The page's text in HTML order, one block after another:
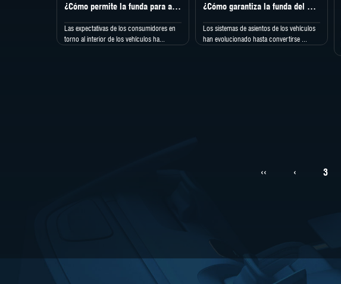
¿Cómo permite la funda para asiento de automóvil la personalización personal hoy en día?
Las expectativas de los consumidores en
torno al interior de los vehículos ha...
¿Cómo garantiza la funda del asiento del automóvil la seguridad del airbag?
Los sistemas de asientos de los vehículos
han evolucionado hasta convertirse ...
‹‹ ‹ 3